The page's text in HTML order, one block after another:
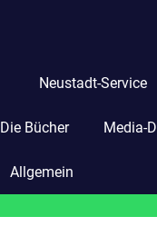
Neustadt-Service
Die Bücher Media-
Allgemein